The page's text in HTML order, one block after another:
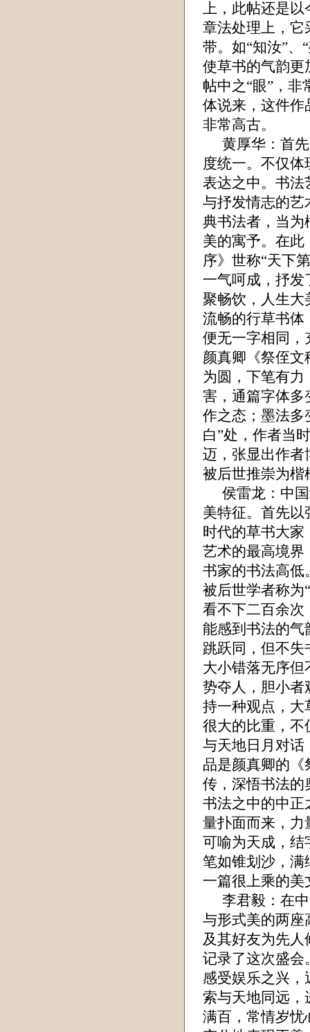
上，此帖还是
章法处理上，它
带。如“知汝”、
使草书的气韵更
帖中之“眼”，
体说来，这件作
非常高古。
黄厚华 ：首
度统一。不仅
表达之中。书法
与抒发情志的艺
典书法者，当为
美的寓予。在此
序》世称“天下
一气呵成，抒发
聚畅饮，人生大
流畅的行草书体
便无一字相同，
颜真卿《祭侄文
为圆，下笔有力
害，通篇字体多
作之态；墨法多
白”处，作者当
迈，张显出作者
被后世推崇为楷
侯雷龙 ：中
美特征。首先以
时代的草书大
艺术的最高境界
书家的书法高低
被后世学者称为
看不下二百余次
能感到书法的气
跳跃同，但不失
大小错落无序但
势夺人，胆小者
持一种观点，大
很大的比重，不
与天地日月对话
品是颜真卿的《
传，深悟书法的
书法之中的中正
量扑面而来，力
可喻为天成，结
笔如锥划沙，满
一篇很上乘的美
李君毅 ：在
与形式美的两座
及其好友为先
记录了这次盛会
感受娱乐之兴，
索与天地同远，
满百，常情岁忧